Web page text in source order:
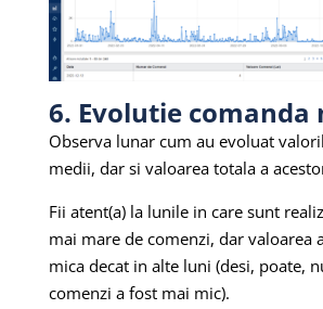
6. Evolutie comanda
Observa lunar cum au evoluat
medii, dar si valoarea totala a
Fii atent(a) la lunile in care sunt
mai mare de comenzi, dar valoarea
mica decat in alte luni (desi, poate,
comenzi a fost mai mic).